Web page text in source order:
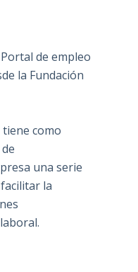
de empleo
la Fundación
como
una serie
la